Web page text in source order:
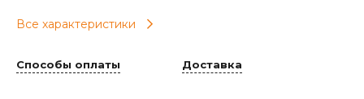
Все характеристики
Способы оплаты Доставка